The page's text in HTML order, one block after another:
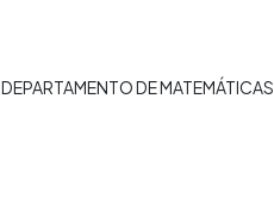
DEPARTAMENTO DE MATEMÁTICAS